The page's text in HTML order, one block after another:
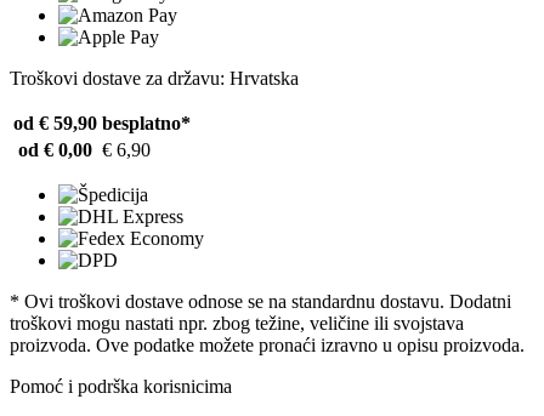
Troškovi dostave za državu: Hrvatska
od € 59,90 besplatno*
od € 0,00 € 6,90
* Ovi troškovi dostave odnose se na standardnu ​​dostavu. Dodatni
troškovi mogu nastati npr. zbog težine, veličine ili svojstava
proizvoda. Ove podatke možete pronaći izravno u opisu proizvoda.
Pomoć i podrška korisnicima